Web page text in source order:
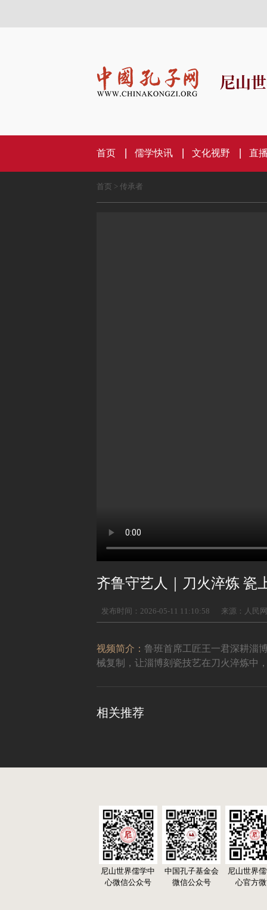
尼山
首页 儒学快讯 文化视野 直
首页 > 传承者
齐鲁守艺人｜刀火淬炼 瓷
发布时间：2026-05-11 11:10:58 来源：人民网
视频简介： 鲁班首席工匠王一君深耕淄
械复制，让淄博刻瓷技艺在刀火淬炼中
相关推荐
尼山世界儒学中
心微信公众号
中国孔子基金会
微信公众号
尼山世界
心官方